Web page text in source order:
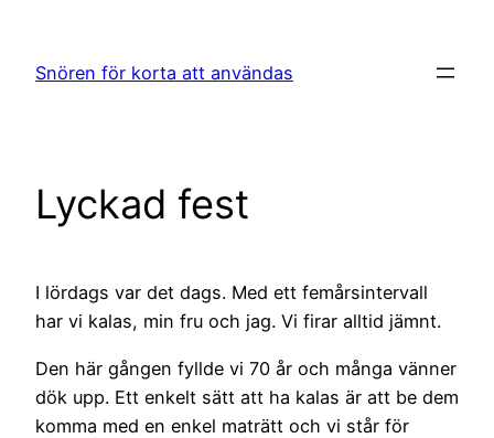
innehåll
Snören för korta att användas
Lyckad fest
I lördags var det dags. Med ett femårsintervall
har vi kalas, min fru och jag. Vi firar alltid jämnt.
Den här gången fyllde vi 70 år och många vänner
dök upp. Ett enkelt sätt att ha kalas är att be dem
komma med en enkel maträtt och vi står för